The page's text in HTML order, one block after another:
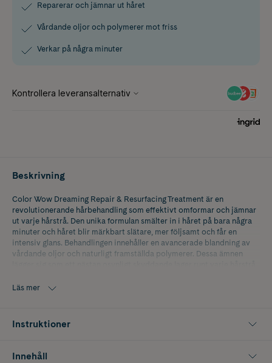
Reparerar och jämnar ut håret
Vårdande oljor och polymerer mot friss
Verkar på några minuter
Beskrivning
Color Wow Dreaming Repair & Resurfacing Treatment är en
revolutionerande hårbehandling som effektivt omformar och jämnar
ut varje hårstrå. Den unika formulan smälter in i håret på bara några
minuter och håret blir märkbart slätare, mer följsamt och får en
intensiv glans. Behandlingen innehåller en avancerade blandning av
vårdande oljor och naturligt framställda polymerer. Dessa ämnen
ner håret. Samtidigt fyller formulan ut ojämnheter och mellanrum i
finish. Dreaming passar alla hårtyper och ger ett resultat som håller i
två till tre hårtvättar.
Läs mer
Instruktioner
Innehåll